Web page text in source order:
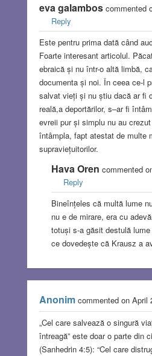
eva galamboscommented
Reply
Este pentru prima dată când
Foarte interesant articolul.
ebraică și nu într-o altă limbă,
documenta și noi. În ceea ce-l
salvat vieți și nu știu dacă ar fi
reală,a deportărilor, s–ar fi
evreii pur și simplu nu au
întâmpla, fapt atestat de multe
supraviețuitorilor.
Hava Oren commented
Reply
Bineînțeles că multă lume
nu e de mirare, era cu
totuși s-a găsit destulă
ce dovedește că Krausz a
Anonimcommented on April
„Cel care salvează o singură
întreagă” este doar o parte din
(Sanhedrin 4:5): “Cel care